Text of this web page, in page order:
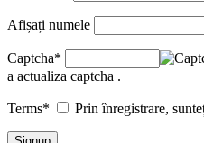
Afișați numele
Captcha*
a actualiza captcha .
Terms* Prin înregistrare,